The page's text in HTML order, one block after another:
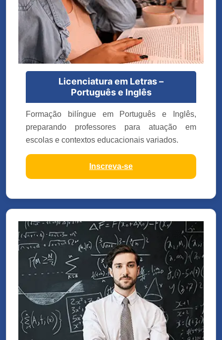
Licenciatura em Letras –
Português e Inglês
Formação bilíngue em Português e Inglês,
preparando professores para atuação em
escolas e contextos educacionais variados.
Inscreva-se